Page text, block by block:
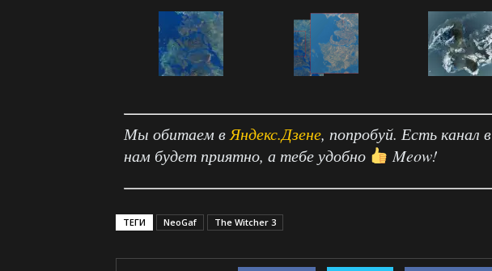
Мы обитаем вЯндекс.Дзене, попробуй. Есть канал в
нам будет приятно, а тебе удобно
Meow!
ТЕГИ NeoGaf The Witcher 3